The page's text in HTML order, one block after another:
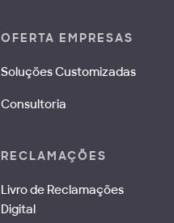
OFERTA EMPRESAS
Soluções Customizadas
Consultoria
RECLAMAÇÕES
Livro de Reclamações
Digital